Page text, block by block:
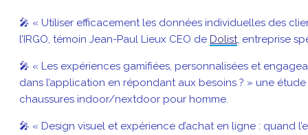
🎤 « Utiliser efficacement les données individuelles des
l’IRGO, témoin Jean-Paul Lieux CEO de Dolist, entreprise
🎤 « Les expériences gamifiées, personnalisées et
dans l’application en répondant aux besoins ? » une
chaussures indoor/nextdoor pour homme.
🎤 « Design visuel et expérience d’achat en ligne : quand